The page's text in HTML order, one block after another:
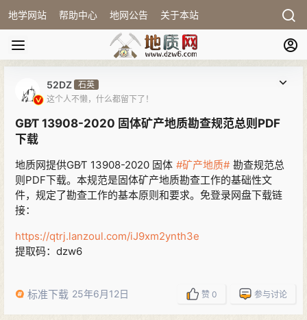
地学网站 帮助中心 地网公告 关于本站
52DZ 石英
这个人不懒，什么都留下了！
GB∕T 13908-2020 固体矿产地质勘查规范总则PDF
下载
地质网提供GB∕T 13908-2020 固体 #矿产地质# 勘查规范总
则PDF下载。本规范是固体矿产地质勘查工作的基础性文
件，规定了勘查工作的基本原则和要求。免登录网盘下载链
接：
https://qtrj.lanzoul.com/iJ9xm2ynth3e
提取码：dzw6
标准下载 25年6月12日 赞 0 参与讨论